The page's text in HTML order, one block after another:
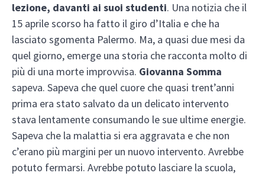
lezione, davanti ai suoi studenti. Una notizia che il
15 aprile scorso ha fatto il giro d’Italia e che ha
lasciato sgomenta Palermo. Ma, a quasi due mesi da
quel giorno, emerge una storia che racconta molto di
più di una morte improvvisa. Giovanna Somma
sapeva. Sapeva che quel cuore che quasi trent’anni
prima era stato salvato da un delicato intervento
stava lentamente consumando le sue ultime energie.
Sapeva che la malattia si era aggravata e che non
c’erano più margini per un nuovo intervento. Avrebbe
potuto fermarsi. Avrebbe potuto lasciare la scuola,